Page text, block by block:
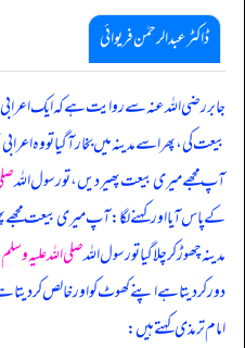
ڈاکٹر عبدالرحمٰن فریوائی
جابر رضی الله عنہ سے روایت ہے کہایک
بیعت کی، پھر اسے مدینہ میں بخار آ گیا تو وہ
آپ مجھے میری بیعت پھیر دیں، تو رسول اللہ
کے پاس آیا اور کہنے لگا: آپ میری بیعت مجھے
مدینہ چھوڑ کر چلا گیا تو رسول اللہصلی اللہ علیہ وسلم
دور کر دیتا ہے اپنے کھوٹ کو اور خالص کر دیتا
امام ترمذی کہتے ہیں: